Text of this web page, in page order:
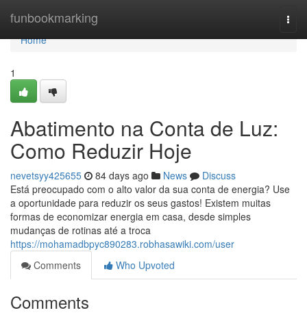
funbookmarking
Home
Home
1
Abatimento na Conta de Luz:
Como Reduzir Hoje
nevetsyy425655 84 days ago News
Discuss
Está preocupado com o alto valor da sua conta de energia? Use
a oportunidade para reduzir os seus gastos! Existem muitas
formas de economizar energia em casa, desde simples
mudanças de rotinas até a troca
https://mohamadbpyc890283.robhasawiki.com/user
Comments
Who Upvoted
Comments